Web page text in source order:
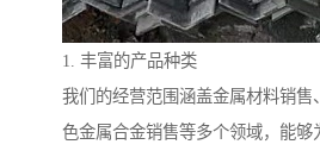
1. 丰富的产品种类
我们的经营范围涵盖金属材料销售
色金属合金销售等多个领域，能够